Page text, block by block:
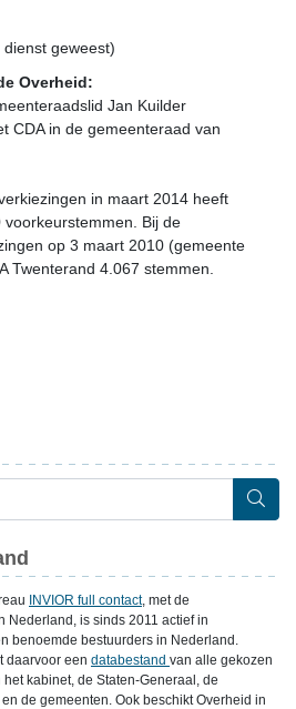
geweest)
Overheid:
Jan Kuilder
CDA in de gemeenteraad van
in maart 2014 heeft
Bij de
op 3 maart 2010 (gemeente
Twenterand 4.067 stemmen.
INVIOR full contact, met de
Nederland, is sinds 2011 actief in
benoemde bestuurders in Nederland.
daarvoor een databestand van alle gekozen
kabinet, de Staten-Generaal, de
de gemeenten. Ook beschikt Overheid in